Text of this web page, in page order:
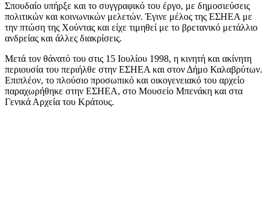
Σπουδαίο υπήρξε και το συγγραφικό του έργο, με δημοσιεύσεις
πολιτικών και κοινωνικών μελετών. Έγινε μέλος της ΕΣΗΕΑ με
την πτώση της Χούντας και είχε τιμηθεί με το βρετανικό μετάλλιο
ανδρείας και άλλες διακρίσεις.
Μετά τον θάνατό του στις 15 Ιουλίου 1998, η κινητή και ακίνητη
περιουσία του περιήλθε στην ΕΣΗΕΑ και στον Δήμο Καλαβρύτων.
Επιπλέον, το πλούσιο προσωπικό και οικογενειακό του αρχείο
παραχωρήθηκε στην ΕΣΗΕΑ, στο Μουσείο Μπενάκη και στα
Γενικά Αρχεία του Κράτους.